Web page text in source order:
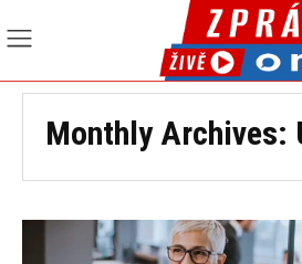
Monthly Archives: